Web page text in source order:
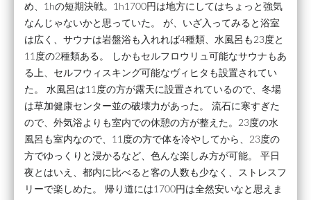
め、1hの短期決戦。1h1700円は地方にしてはちょっと強気
なんじゃないかと思っていた。 が、いざ入ってみると浴室
は広く、サウナは岩盤浴も入れれば4種類、水風呂も23度と
11度の2種類ある。 しかもセルフロウリュ可能なサウナもあ
る上、セルフウィスキング可能なヴィヒタも設置されてい
た。 水風呂は11度の方が露天に設置されているので、冬場
は草加健康センター並の破壊力があった。 流石に寒すぎた
ので、外気浴よりも室内での休憩の方が整えた。23度の水
風呂も室内なので、11度の方で体を冷やしてから、23度の
方でゆっくりと浸かるなど、色んな楽しみ方が可能。 平日
夜とはいえ、都内に比べると客の人数も少なく、ストレスフ
リーで楽しめた。 帰り道には1700円は全然安いなと思えま